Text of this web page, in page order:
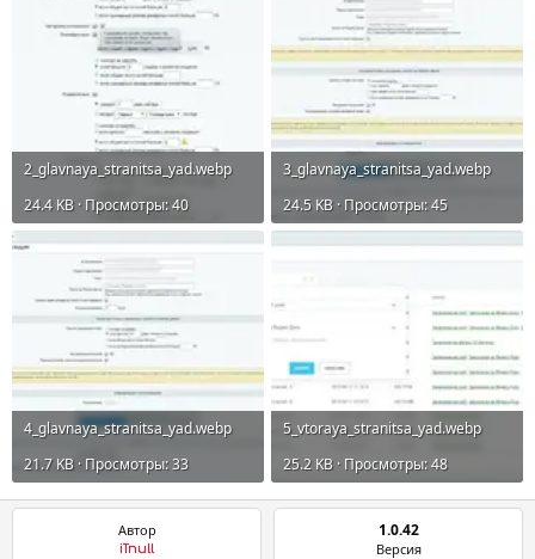
2_glavnaya_stranitsa_yad.webp
24.4 KB · Просмотры: 40
3_glavnaya_stranitsa_yad.webp
24.5 KB · Просмотры: 45
4_glavnaya_stranitsa_yad.webp
21.7 KB · Просмотры: 33
5_vtoraya_stranitsa_yad.webp
25.2 KB · Просмотры: 48
Автор
iTnull
1.0.42
Версия